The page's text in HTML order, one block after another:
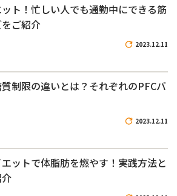
ト！忙しい人でも通勤中にできる筋
ご紹介
2023.12.11
制限の違いとは？それぞれのPFCバ
2023.12.11
ットで体脂肪を燃やす！実践方法と